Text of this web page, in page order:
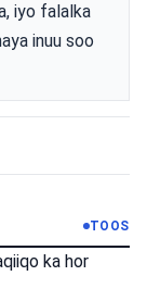
iyo falalka
inuu soo
TOOS
ka hor